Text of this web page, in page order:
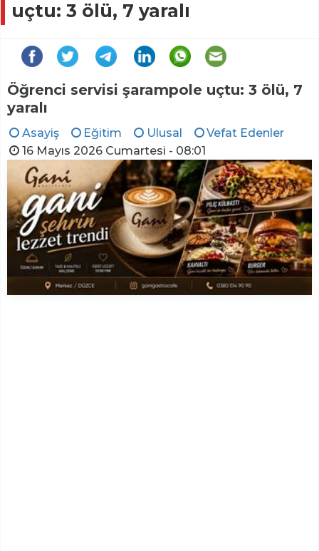
uçtu: 3 ölü, 7 yaralı
Öğrenci servisi şarampole uçtu: 3 ölü, 7
yaralı
Asayiş Eğitim Ulusal
Vefat Edenler
16 Mayıs 2026 Cumartesi - 08:01